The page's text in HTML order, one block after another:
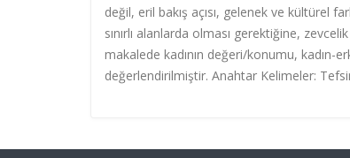
değil, eril bakış açısı, gelenek ve kültürel
sınırlı alanlarda olması gerektiğine,
makalede kadının değeri/konumu, kadın-
değerlendirilmiştir. Anahtar Kelimeler: